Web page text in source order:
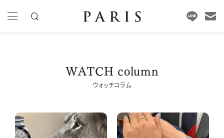
WATCH column
ウォッチコラム